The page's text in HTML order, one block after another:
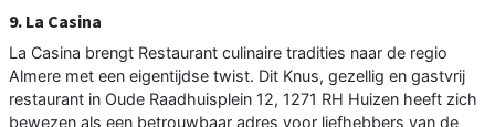
9. La Casina
La Casina brengt Restaurant culinaire tradities naar de regio
Almere met een eigentijdse twist. Dit Knus, gezellig en gastvrij
restaurant in Oude Raadhuisplein 12, 1271 RH Huizen heeft zich
bewezen als een betrouwbaar adres voor liefhebbers van de